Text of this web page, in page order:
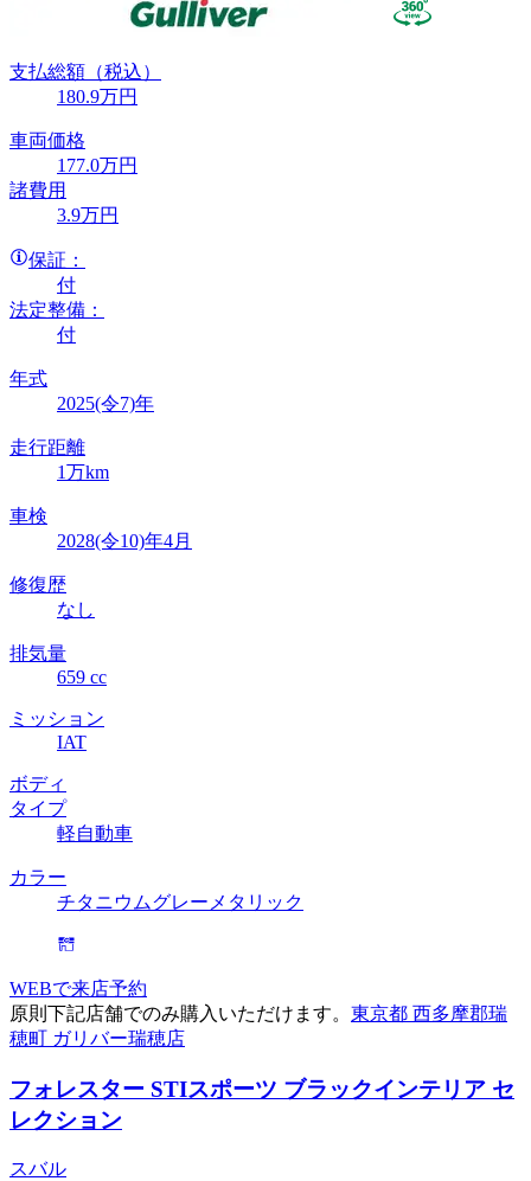
支払総額 （税込）
180.9万円
車両価格
177.0万円
諸費用
3.9万円
保証：
付
法定整備：
付
年式
2025(令7)年
走行距離
1万km
車検
2028(令10)年4月
修復歴
なし
排気量
659 cc
ミッション
IAT
ボディ
タイプ
軽自動車
カラー
チタニウムグレーメタリック
WEBで来店予約
原則下記店舗でのみ購入いただけます。 東京都 西多摩郡瑞
穂町 ガリバー瑞穂店
フォレスター STIスポーツ ブラックインテリア セ
レクション
スバル